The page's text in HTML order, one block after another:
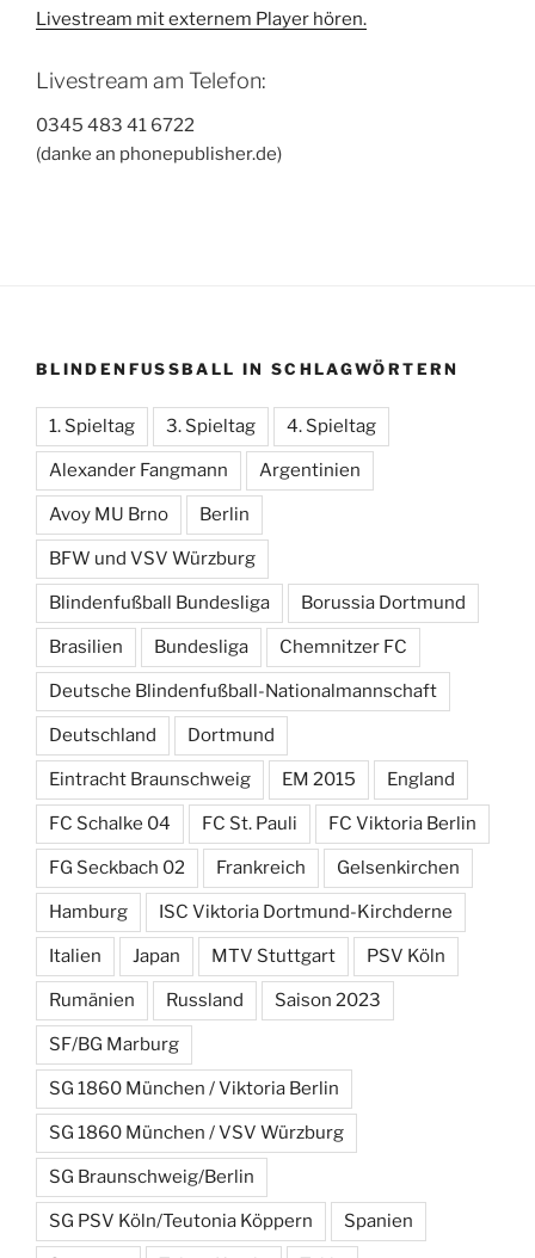
Livestream mit externem Player hören.
Livestream am Telefon:
0345 483 41 6722
(danke an phonepublisher.de)
BLINDENFUSSBALL IN SCHLAGWÖRTERN
1. Spieltag 3. Spieltag 4. Spieltag
Alexander Fangmann Argentinien
Avoy MU Brno Berlin
BFW und VSV Würzburg
Blindenfußball Bundesliga Borussia Dortmund
Brasilien Bundesliga Chemnitzer FC
Deutsche Blindenfußball-Nationalmannschaft
Deutschland Dortmund
Eintracht Braunschweig EM 2015 England
FC Schalke 04 FC St. Pauli FC Viktoria Berlin
FG Seckbach 02 Frankreich Gelsenkirchen
Hamburg ISC Viktoria Dortmund-Kirchderne
Italien Japan MTV Stuttgart PSV Köln
Rumänien Russland Saison 2023
SF/BG Marburg
SG 1860 München / Viktoria Berlin
SG 1860 München / VSV Würzburg
SG Braunschweig/Berlin
SG PSV Köln/Teutonia Köppern Spanien